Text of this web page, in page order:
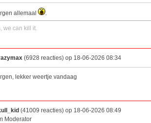
allemaal
we can kill it.
(6928 reacties) op 18-06-2026 08:34
lekker weertje vandaag
(41009 reacties) op 18-06-2026 08:49
Moderator